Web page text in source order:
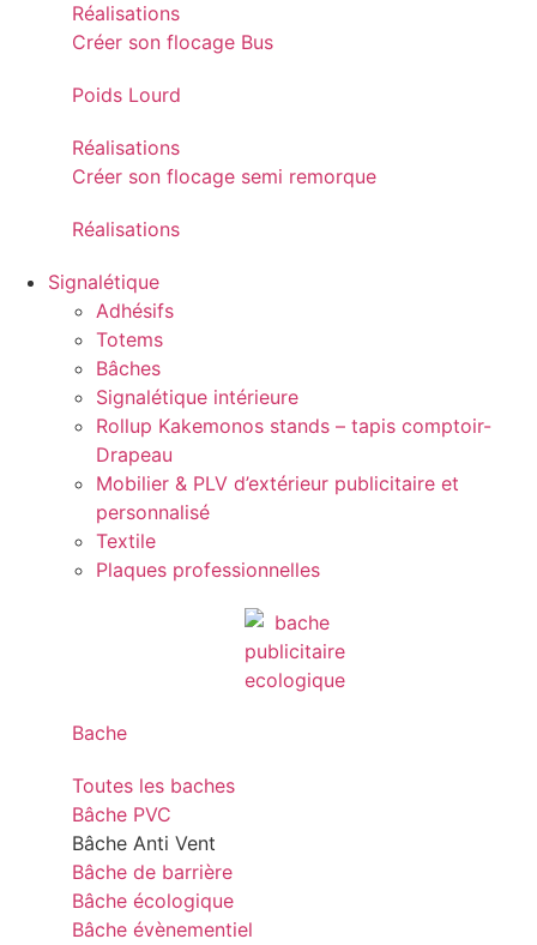
Réalisations
Créer son flocage Bus
Poids Lourd
Réalisations
Créer son flocage semi remorque
Réalisations
Signalétique
Adhésifs
Totems
Bâches
Signalétique intérieure
Rollup Kakemonos stands – tapis comptoir-
Drapeau
Mobilier & PLV d’extérieur publicitaire et
personnalisé
Textile
Plaques professionnelles
Bache
Toutes les baches
Bâche PVC
Bâche Anti Vent
Bâche de barrière
Bâche écologique
Bâche évènementiel